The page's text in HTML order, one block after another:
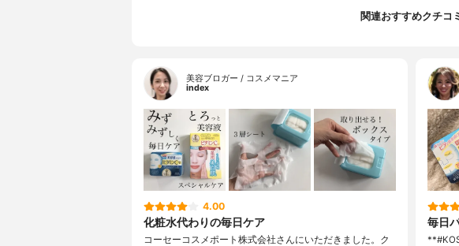
関連おすすめクチコ
美容ブロガー / コスメマニア
index
4.00
化粧水代わりの毎日ケア
コーセーコスメポート株式会社さんにいただきました。ク
毎日